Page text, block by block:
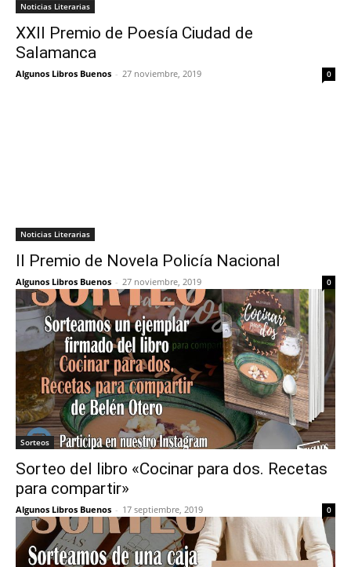
Noticias Literarias
XXII Premio de Poesía Ciudad de
Salamanca
Algunos Libros Buenos - 27 noviembre, 2019 0
Noticias Literarias
II Premio de Novela Policía Nacional
Algunos Libros Buenos - 27 noviembre, 2019 0
Sorteos
Sorteo del libro «Cocinar para dos. Recetas
para compartir»
Algunos Libros Buenos - 17 septiembre, 2019 0